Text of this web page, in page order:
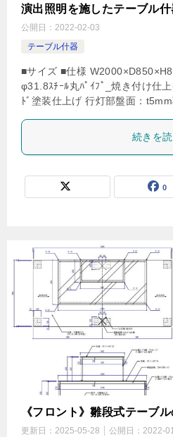
演出照明を施したテーブル什
公開日： 2022-02-03
テーブル什器
■サイズ ■仕様
φ31.8ｽﾁｰﾙ丸ﾊﾟｲﾌﾟ_焼き付け仕
ﾄﾞ塗装仕上げ 行灯部盤面：
続きを
0
《フロント》雛段式テーブ
更新日： 2025-05-28 公開日： 2022-